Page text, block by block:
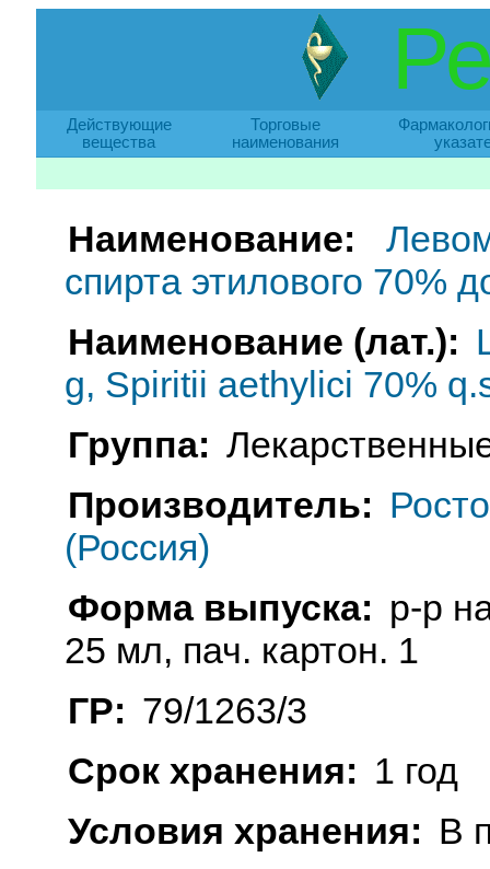
Действующие
вещества
Торговые
наименования
Наименование:
спирта этилового 70%
Наименование (лат.):
g, Spiritii aethylici 70%
Группа:
Производитель:
(Россия)
Форма выпуска: р-р
25 мл, пач. картон. 1
ГР: 79/1263/3
Срок хранения: 1 год
Условия хранения: В